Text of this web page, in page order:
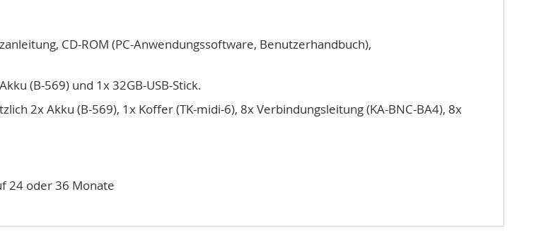
CD-ROM (PC-Anwendungssoftware, Benutzerhandbuch),
(B-569) und 1x 32GB-USB-Stick.
2x Akku (B-569), 1x Koffer (TK-midi-6), 8x Verbindungsleitung (KA-BNC-BA4), 8x
24 oder 36 Monate